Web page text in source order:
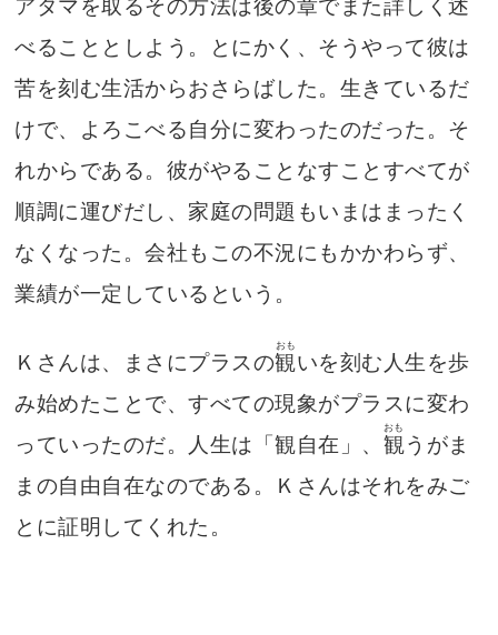
アタマを取るその方法は後の章でまた詳しく述
べることとしよう。とにかく、そうやって彼は
苦を刻む生活からおさらばした。生きているだ
けで、よろこべる自分に変わったのだった。そ
れからである。彼がやることなすことすべてが
順調に運びだし、家庭の問題もいまはまったく
なくなった。会社もこの不況にもかかわらず、
業績が一定しているという。
Ｋさんは、まさにプラスの観
おも
いを刻む人生を歩
み始めたことで、すべての現象がプラスに変わ
っていったのだ。人生は「観自在」、 観
おも
うがま
まの自由自在なのである。Ｋさんはそれをみご
とに証明してくれた。